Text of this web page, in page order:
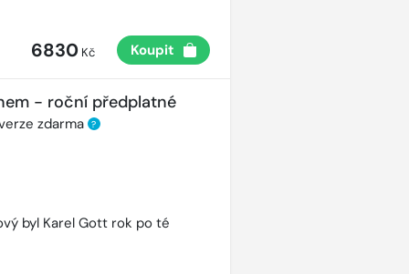
6830Kč Koupit
- roční předplatné
zdarma ?
byl Karel Gott rok po té